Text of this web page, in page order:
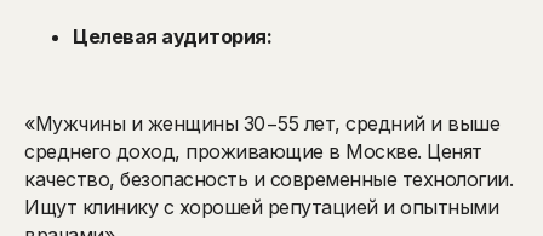
Целевая аудитория:
«Мужчины и женщины 30−55 лет, средний и выше
среднего доход, проживающие в Москве. Ценят
качество, безопасность и современные технологии.
Ищут клинику с хорошей репутацией и опытными